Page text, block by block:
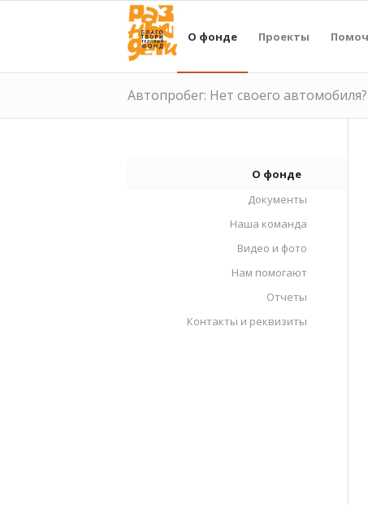
О фонде Проекты
Автопробег: Нет своего
О фонде
Документы
Наша команда
Видео и фото
Нам помогают
Отчеты
Контакты и реквизиты